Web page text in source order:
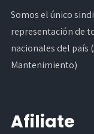
Somos el único
representación de
nacionales del
Mantenimiento)
Afiliate